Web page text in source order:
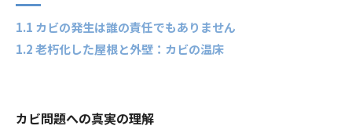
1.1 カビの発生は誰の責任でもありません
1.2 老朽化した屋根と外壁：カビの温床
カビ問題への真実の理解